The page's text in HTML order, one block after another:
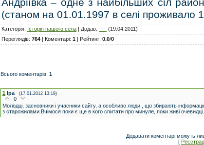
Андріївка – одне з найбільших сіл
(станом на 01.01.1997 в селі проживало
Категорія: Історія нашого села | Додав: ---- (19.04.2011)
Переглядів: 764 | Коментарі: 1 | Рейтинг: 0.0/0
Всього коментарів: 1
1 Іра (17.01.2012 13:19)
0
Молодці, засновники і учасники сайту, а особливо люди , що збирають
з старожилами.Вчімося поки є ще в кого спитати про минуле, поки живі
Додавати коментарі можуть
[